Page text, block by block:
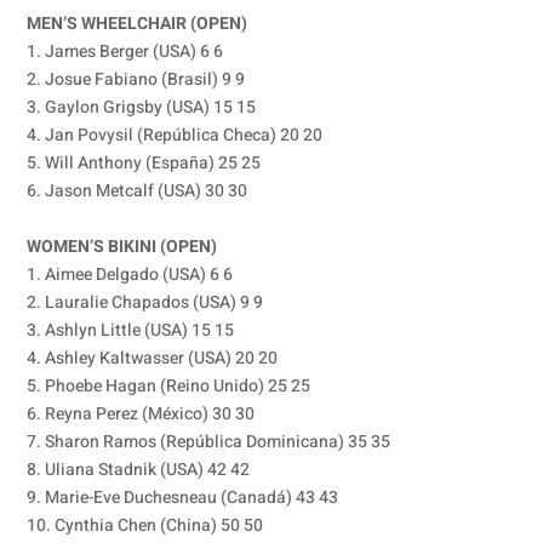
MEN’S WHEELCHAIR (OPEN)
1. James Berger (USA) 6 6
2. Josue Fabiano (Brasil) 9 9
3. Gaylon Grigsby (USA) 15 15
4. Jan Povysil (República Checa) 20 20
5. Will Anthony (España) 25 25
6. Jason Metcalf (USA) 30 30
WOMEN’S BIKINI (OPEN)
1. Aimee Delgado (USA) 6 6
2. Lauralie Chapados (USA) 9 9
3. Ashlyn Little (USA) 15 15
4. Ashley Kaltwasser (USA) 20 20
5. Phoebe Hagan (Reino Unido) 25 25
6. Reyna Perez (México) 30 30
7. Sharon Ramos (República Dominicana) 35 35
8. Uliana Stadnik (USA) 42 42
9. Marie-Eve Duchesneau (Canadá) 43 43
10. Cynthia Chen (China) 50 50